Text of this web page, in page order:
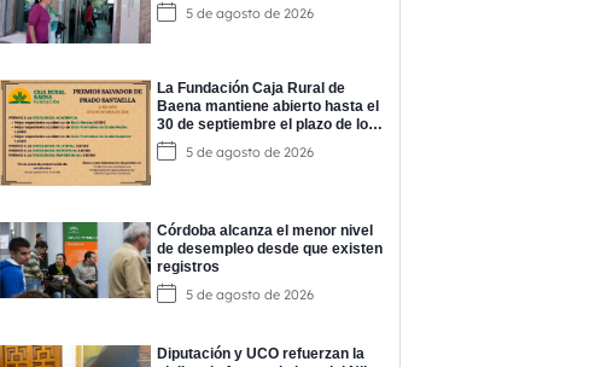
5 de agosto de 2026
La Fundación Caja Rural de
Baena mantiene abierto hasta el
30 de septiembre el plazo de los
‘Premios Salvador de Prado’
5 de agosto de 2026
Córdoba alcanza el menor nivel
de desempleo desde que existen
registros
5 de agosto de 2026
Diputación y UCO refuerzan la